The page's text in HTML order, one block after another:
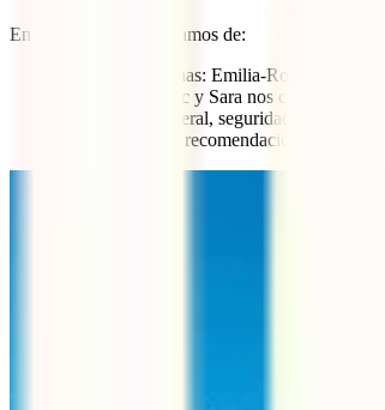
En este programa hablamos de:
7 regiones italianas: Emilia-Romaña;
De cada una Jaac y Sara nos cuentan y
Presupuesto general, seguridad y salud.
Y de cierre unas recomendaciones muy